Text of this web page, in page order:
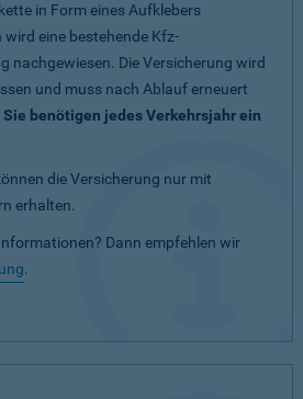
in Form eines Aufklebers
wird eine bestehende Kfz-
nachgewiesen. Die Versicherung wird
und muss nach Ablauf erneuert
Sie benötigen jedes Verkehrsjahr ein
die Versicherung nur mit
erhalten.
Dann empfehlen wir
.